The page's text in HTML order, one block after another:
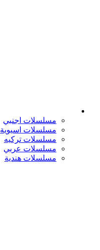
مسلسلات اجنبي
مسلسلات اسيوية
مسلسلات تركيه
مسلسلات عربي
مسلسلات هندية